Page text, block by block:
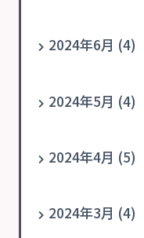
2024年6月 (4)
2024年5月 (4)
2024年4月 (5)
2024年3月 (4)